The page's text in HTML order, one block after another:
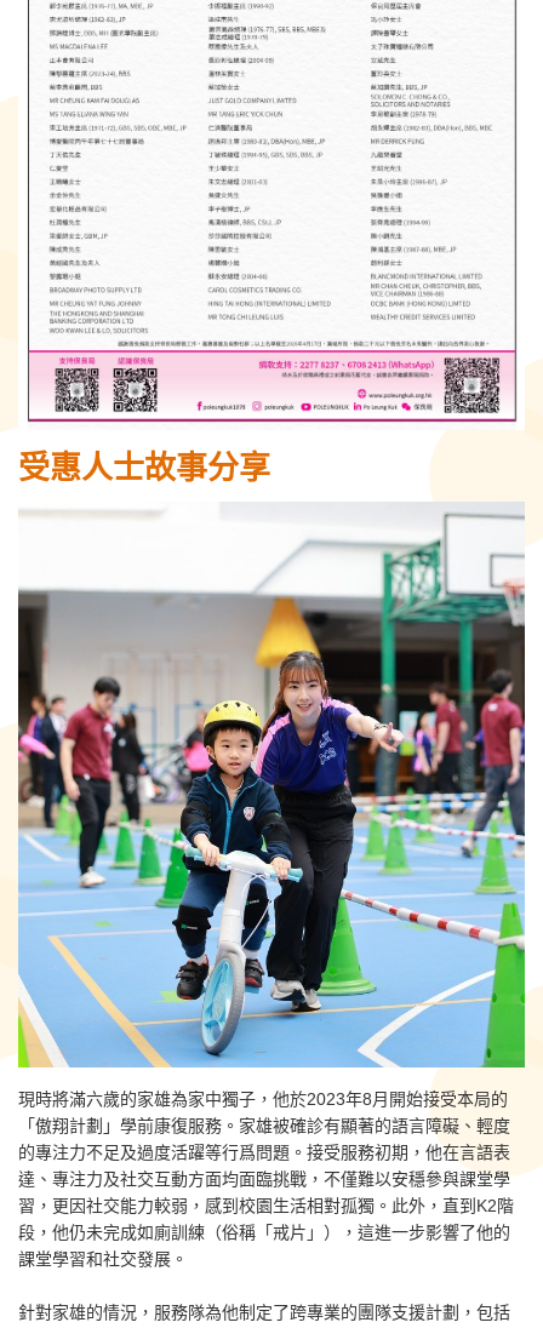
受惠人士故事分享
現時將滿六歲的家雄為家中獨子，他於2023年8月開始接受本局的
「傲翔計劃」學前康復服務。家雄被確診有顯著的語言障礙、輕度
的專注力不足及過度活躍等行爲問題。接受服務初期，他在言語表
達、專注力及社交互動方面均面臨挑戰，不僅難以安穩參與課堂學
習，更因社交能力較弱，感到校園生活相對孤獨。此外，直到K2階
段，他仍未完成如廁訓練（俗稱「戒片」），這進一步影響了他的
課堂學習和社交發展。
針對家雄的情況，服務隊為他制定了跨專業的團隊支援計劃，包括